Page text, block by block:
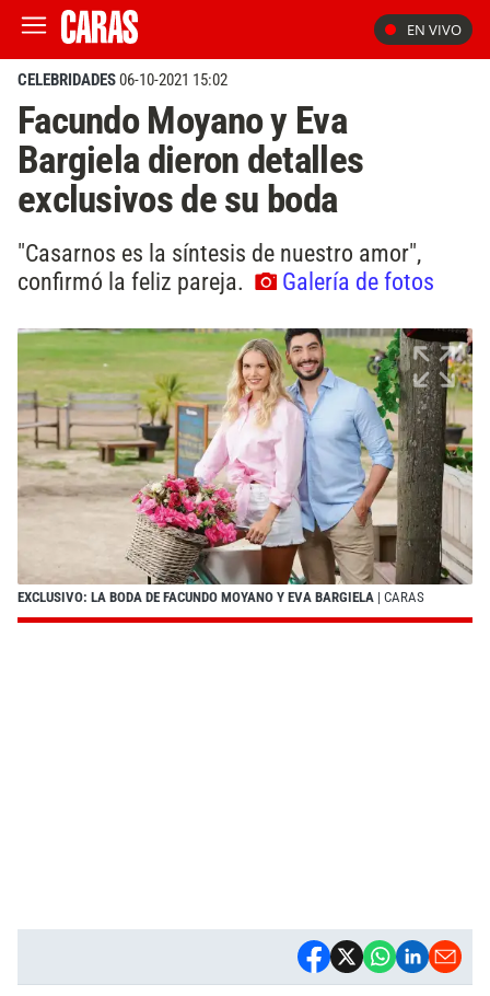
EN VIVO
CELEBRIDADES06-10-2021 15:02
Facundo Moyano y Eva
Bargiela dieron detalles
exclusivos de su boda
"Casarnos es la síntesis de nuestro amor",
confirmó la feliz pareja.
Galería de fotos
EXCLUSIVO: LA BODA DE FACUNDO MOYANO Y EVA BARGIELA | CARAS